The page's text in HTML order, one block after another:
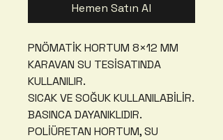
Hemen Satın Al
PNÖMATİK HORTUM 8×12 MM
KARAVAN SU TESİSATINDA
KULLANILIR.
SICAK VE SOĞUK KULLANILABİLİR.
BASINCA DAYANIKLIDIR.
POLİÜRETAN HORTUM, SU